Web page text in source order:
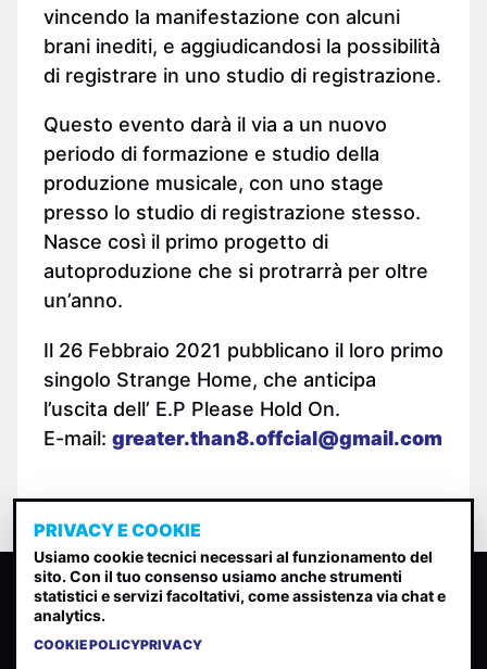
vincendo la manifestazione con alcuni
brani inediti, e aggiudicandosi la possibilità
di registrare in uno studio di registrazione.
Questo evento darà il via a un nuovo
periodo di formazione e studio della
produzione musicale, con uno stage
presso lo studio di registrazione stesso.
Nasce così il primo progetto di
autoproduzione che si protrarrà per oltre
un’anno.
Il 26 Febbraio 2021 pubblicano il loro primo
singolo Strange Home, che anticipa
l’uscita dell’ E.P Please Hold On.
E-mail: greater.than8.offcial@gmail.com
CLASSIFICA INDIE
Classifica per indice di gradimento generata dall analisi di
PRIVACY E COOKIE
Usiamo cookie tecnici necessari al funzionamento del
sito. Con il tuo consenso usiamo anche strumenti
statistici e servizi facoltativi, come assistenza via chat e
analytics.
COOKIE POLICYPRIVACY